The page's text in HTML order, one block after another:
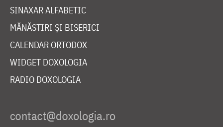
SINAXAR ALFABETIC
MĂNĂSTIRI ȘI BISERICI
CALENDAR ORTODOX
WIDGET DOXOLOGIA
RADIO DOXOLOGIA